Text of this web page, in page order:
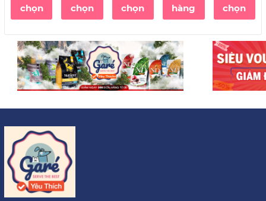
Free cho
Mèo
chọn
Grain-
Free
Mèo
chọn
Mèo triệt
sản Tiêu
chọn
hàng
chọn